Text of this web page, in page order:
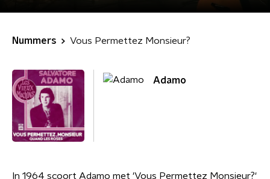
Nummers Vous Permettez Monsieur?
Adamo
In 1964 scoort Adamo met 'Vous Permettez Monsieur?'